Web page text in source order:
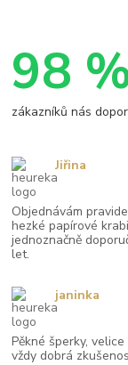
98
zákazníků nás
Objednávám
hezké papírové
jednoznačně
let.
Jiřina
Pěkné šperky,
vždy dobrá
janinka